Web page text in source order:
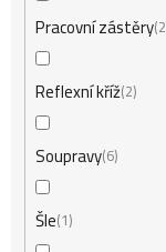
Pracovní zástěry 2
Reflexní kříž 2
Soupravy 6
Šle 1